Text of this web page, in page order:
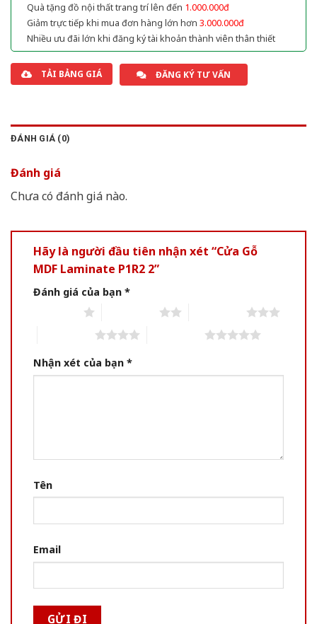
Quà tặng đồ nội thất trang trí lên đến 1.000.000đ
Giảm trực tiếp khi mua đơn hàng lớn hơn 3.000.000đ
Nhiều ưu đãi lớn khi đăng ký tài khoản thành viên thân thiết
TẢI BẢNG GIÁ ĐĂNG KÝ TƯ VẤN
ĐÁNH GIÁ (0)
Đánh giá
Chưa có đánh giá nào.
Hãy là người đầu tiên nhận xét “Cửa Gỗ
MDF Laminate P1R2 2”
Đánh giá của bạn *
Nhận xét của bạn *
Tên
Email